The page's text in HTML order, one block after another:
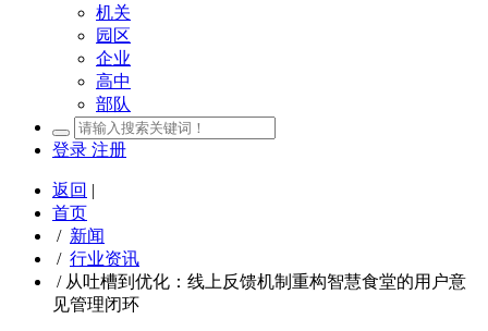
机关
园区
企业
高中
部队
登录 注册
返回 |
首页
/ 新闻
/ 行业资讯
/ 从吐槽到优化：线上反馈机制重构智慧食堂的用户意
见管理闭环